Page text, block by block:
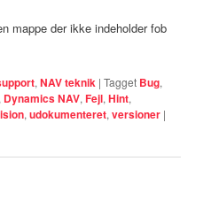
mappe der ikke indeholder fob
,NAV teknik |Tagget Bug,
Dynamics NAV,Fejl,Hint,
,udokumenteret,versioner |